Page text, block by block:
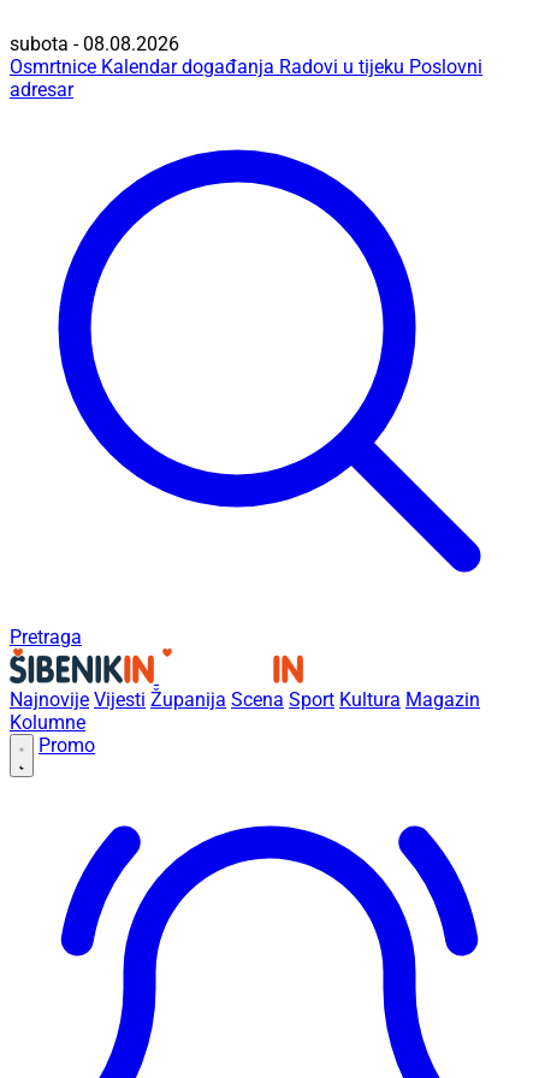
subota - 08.08.2026
Osmrtnice Kalendar događanja Radovi u tijeku Poslovni
adresar
Pretraga
Najnovije Vijesti Županija Scena Sport Kultura Magazin
Kolumne
Promo